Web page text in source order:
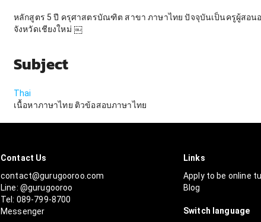
หลักสูตร 5 ปี ครุศาสตรบัณฑิต สาขา ภาษาไทย ปัจจุบันเป็นครูผู้สอน
จังหวัดเชียงใหม่ ￼
Subject
Thai
เนื้อหาภาษาไทย ติวข้อสอบภาษาไทย
Contact Us
contact@gurugooroo.com
Line: @gurugooroo
Tel: 089-799-8700
Messenger
Links
Apply to be online
Blog
Switch language